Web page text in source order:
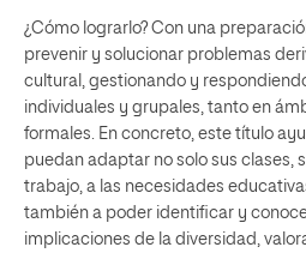
¿Cómo lograrlo? Con una
prevenir y solucionar problemas
cultural, gestionando y
individuales y grupales, tanto en
formales. En concreto, este título
puedan adaptar no solo sus clases,
trabajo, a las necesidades
también a poder identificar y
implicaciones de la diversidad,